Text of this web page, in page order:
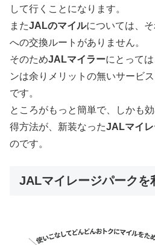
して行くことになります。
またJALのマイルについては、
への交換ルートがありません。
そのためJALマイラーにとって
ンは余りメリットの無いサービ
です。
ところがもっと簡単で、しかも
得方法が、新装なったJALマイレ
のです。
JALマイレージパークを